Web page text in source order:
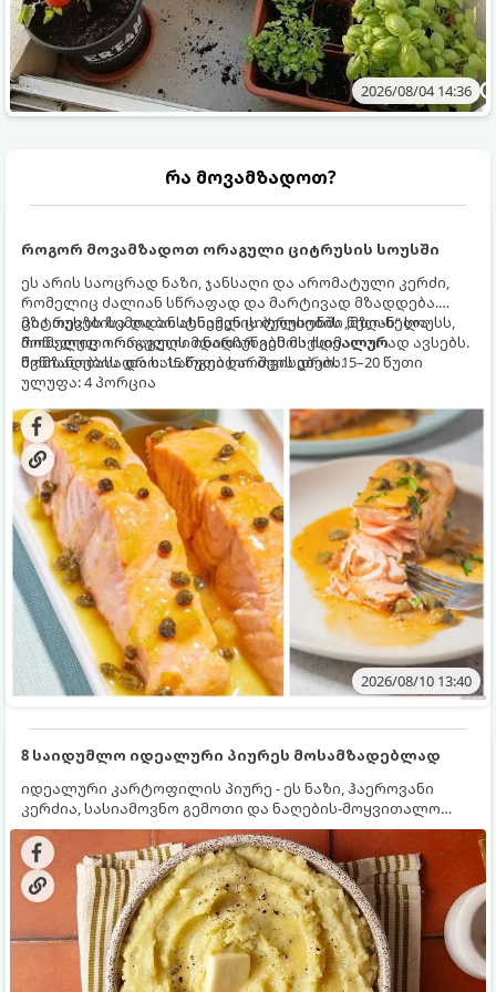
2026/08/04 14:36
რა მოვამზადოთ?
როგორ მოვამზადოთ ორაგული ციტრუსის სოუსში
ეს არის საოცრად ნაზი, ჯანსაღი და არომატული კერძი,
რომელიც ძალიან სწრაფად და მარტივად მზადდება.
ციტრუსებისა და ბოსტნეულის ბულიონში ნელ-ნელა
მოწალული ორაგული ინარჩუნებს მაქსიმალურ
წვნიანობასა და სასარგებლო თვისებებს.
მზა თევზს ზემოდან ასხამენ ციტრუსების „მზიან“ სოუსს,
რომელიც ორაგულის მდიდარ გემოს იდეალურად ავსებს.
მომზადების დრო: 15 წუთი ხარშვის დრო: 15–20 წუთი
ულუფა: 4 პორცია
2026/08/10 13:40
8 საიდუმლო იდეალური პიურეს მოსამზადებლად
იდეალური კარტოფილის პიურე - ეს ნაზი, ჰაეროვანი
კერძია, სასიამოვნო გემოთი და ნაღების-მოყვითალო
ფერით. მისი მომზადება ძალიან მარტივია, მაგრამ
არსებობს რამდენიმე საიდუმლო, რომლებიც უნდა
იცოდეთ, რომ პიურე იდეალურად გემრიელი გამოვიდეს.